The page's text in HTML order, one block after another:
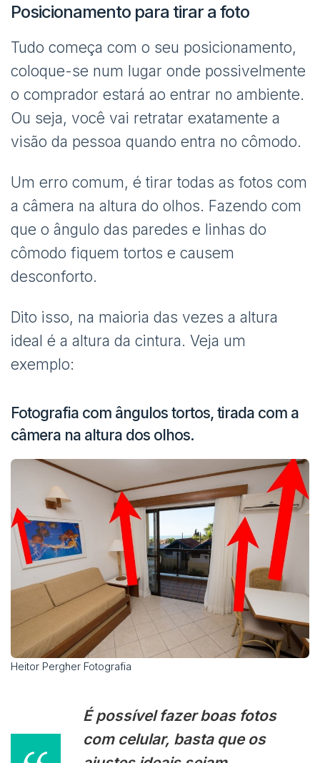
Posicionamento para tirar a foto
Tudo começa com o seu posicionamento,
coloque-se num lugar onde possivelmente
o comprador estará ao entrar no ambiente.
Ou seja, você vai retratar exatamente a
visão da pessoa quando entra no cômodo.
Um erro comum, é tirar todas as fotos com
a câmera na altura do olhos. Fazendo com
que o ângulo das paredes e linhas do
cômodo fiquem tortos e causem
desconforto.
Dito isso, na maioria das vezes a altura
ideal é a altura da cintura. Veja um
exemplo:
Fotografia com ângulos tortos, tirada com a
câmera na altura dos olhos.
Heitor Pergher Fotografia
É possível fazerboas fotos
com celular, basta que os